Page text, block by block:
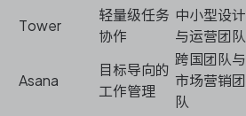
Tower
轻量级任务
协作
中小型设计
与运营团队
Asana
目标导向的
工作管理
跨国团队与
市场营销团
队